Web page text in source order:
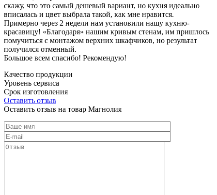
скажу, что это самый дешевый вариант, но кухня идеально
вписалась и цвет выбрала такой, как мне нравится.
Примерно через 2 недели нам установили нашу кухню-
красавицу! «Благодаря» нашим кривым стенам, им пришлось
помучиться с монтажом верхних шкафчиков, но результат
получился отменный.
Большое всем спасибо! Рекомендую!
Качество продукции
Уровень сервиса
Срок изготовления
Оставить отзыв
Оставить отзыв на товар Магнолия